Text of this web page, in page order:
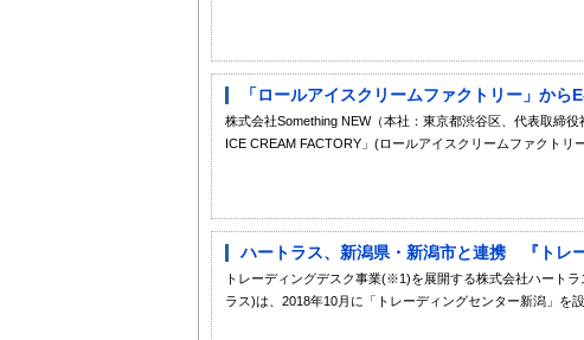
「ロールアイスクリームファクトリー」か
株式会社Something NEW（本社：東京都渋谷区、代表取締
ICE CREAM FACTORY」(ロールアイスクリームファクトリ
ハートラス、新潟県・新潟市と連携 『トレ
トレーディングデスク事業(※1)を展開する株式会社ハート
ラス)は、2018年10月に「トレーディングセンター新潟」を